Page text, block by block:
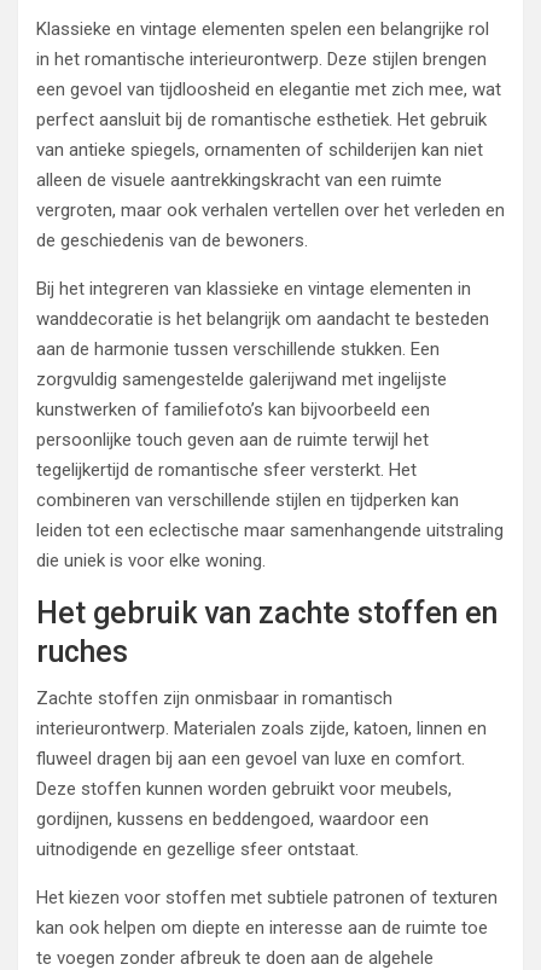
Klassieke en vintage elementen spelen een belangrijke rol
in het romantische interieurontwerp. Deze stijlen brengen
een gevoel van tijdloosheid en elegantie met zich mee, wat
perfect aansluit bij de romantische esthetiek. Het gebruik
van antieke spiegels, ornamenten of schilderijen kan niet
alleen de visuele aantrekkingskracht van een ruimte
vergroten, maar ook verhalen vertellen over het verleden en
de geschiedenis van de bewoners.
Bij het integreren van klassieke en vintage elementen in
wanddecoratie is het belangrijk om aandacht te besteden
aan de harmonie tussen verschillende stukken. Een
zorgvuldig samengestelde galerijwand met ingelijste
kunstwerken of familiefoto’s kan bijvoorbeeld een
persoonlijke touch geven aan de ruimte terwijl het
tegelijkertijd de romantische sfeer versterkt. Het
combineren van verschillende stijlen en tijdperken kan
leiden tot een eclectische maar samenhangende uitstraling
die uniek is voor elke woning.
Het gebruik van zachte stoffen en
ruches
Zachte stoffen zijn onmisbaar in romantisch
interieurontwerp. Materialen zoals zijde, katoen, linnen en
fluweel dragen bij aan een gevoel van luxe en comfort.
Deze stoffen kunnen worden gebruikt voor meubels,
gordijnen, kussens en beddengoed, waardoor een
uitnodigende en gezellige sfeer ontstaat.
Het kiezen voor stoffen met subtiele patronen of texturen
kan ook helpen om diepte en interesse aan de ruimte toe
te voegen zonder afbreuk te doen aan de algehele